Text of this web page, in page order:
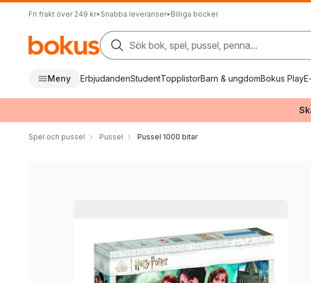
Fri frakt över 249 kr• Snabba leveranser• Billiga böcker
Sök bok, spel, pussel, penna...
Meny ErbjudandenStudentTopplistorBarn & ungdomBokus Play
Spel och pussel Pussel Pussel 1000 bitar